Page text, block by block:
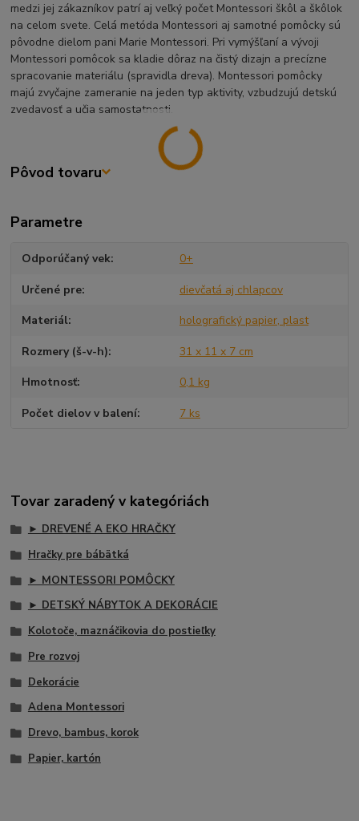
medzi jej zákazníkov patrí aj veľký počet Montessori škôl a škôlok
na celom svete. Celá metóda Montessori aj samotné pomôcky sú
pôvodne dielom pani Marie Montessori. Pri vymýšľaní a vývoji
Montessori pomôcok sa kladie dôraz na čistý dizajn a precízne
spracovanie materiálu (spravidla dreva). Montessori pomôcky
majú zvyčajne zameranie na jeden typ aktivity, vzbudzujú detskú
zvedavosť a učia samostatnosti.
Pôvod tovaru
Parametre
Odporúčaný vek 0+
Určené pre dievčatá aj chlapcov
Materiál holografický papier, plast
Rozmery (š-v-h) 31 x 11 x 7 cm
Hmotnosť 0,1 kg
Počet dielov v balení 7 ks
Tovar zaradený v kategóriách
► DREVENÉ A EKO HRAČKY
Hračky pre bábätká
► MONTESSORI POMÔCKY
► DETSKÝ NÁBYTOK A DEKORÁCIE
Kolotoče, maznáčikovia do postieľky
Pre rozvoj
Dekorácie
Adena Montessori
Drevo, bambus, korok
Papier, kartón